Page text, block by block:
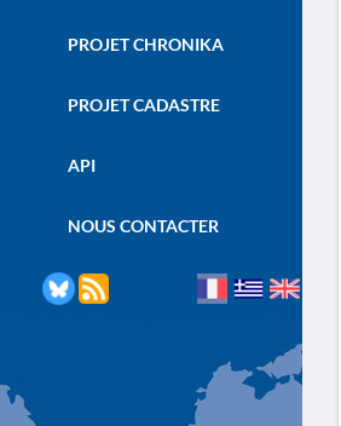
PROJET CHRONIKA
PROJET CADASTRE
API
NOUS CONTACTER